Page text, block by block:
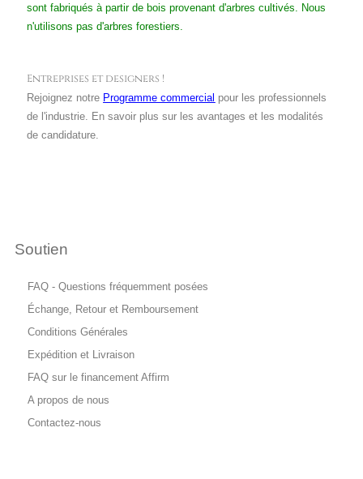
Soutien
FAQ - Questions fréquemment posées
Échange, Retour et Remboursement
Conditions Générales
Expédition et Livraison
FAQ sur le financement Affirm
A propos de nous
Contactez-nous
sont fabriqués à partir de bois provenant d'arbres cultivés. Nous
n'utilisons pas d'arbres forestiers.
Entreprises et designers !
Rejoignez notre Programme commercial pour les professionnels
de l'industrie. En savoir plus sur les avantages et les modalités
de candidature.